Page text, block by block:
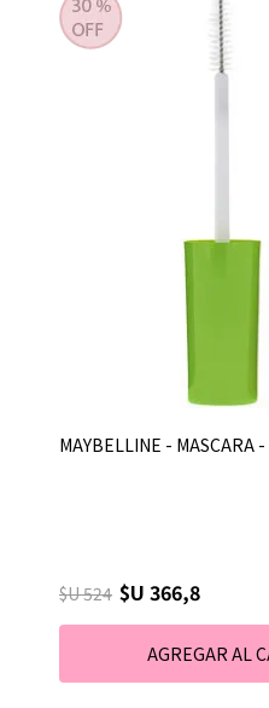
MAYBELLINE - MASCARA
$U 524 $U 366,8